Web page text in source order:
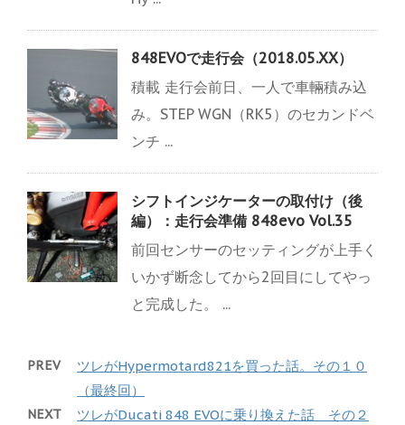
848EVOで走行会（2018.05.XX）
積載 走行会前日、一人で車輛積み込
み。STEP WGN（RK5）のセカンドベ
ンチ ...
シフトインジケーターの取付け（後
編）：走行会準備 848evo Vol.35
前回センサーのセッティングが上手く
いかず断念してから2回目にしてやっ
と完成した。 ...
PREV
ツレがHypermotard821を買った話。その１０
（最終回）
NEXT ツレがDucati 848 EVOに乗り換えた話 その２